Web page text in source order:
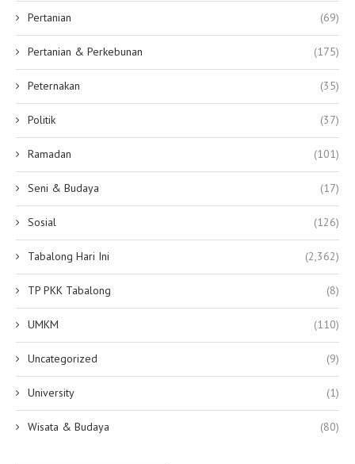
Pertanian (69)
Pertanian & Perkebunan (175)
Peternakan (35)
Politik (37)
Ramadan (101)
Seni & Budaya (17)
Sosial (126)
Tabalong Hari Ini (2,362)
TP PKK Tabalong (8)
UMKM (110)
Uncategorized (9)
University (1)
Wisata & Budaya (80)